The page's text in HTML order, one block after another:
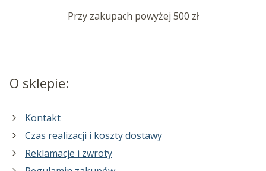
Przy zakupach powyżej 500 zł
O sklepie:
Kontakt
Czas realizacji i koszty dostawy
Reklamacje i zwroty